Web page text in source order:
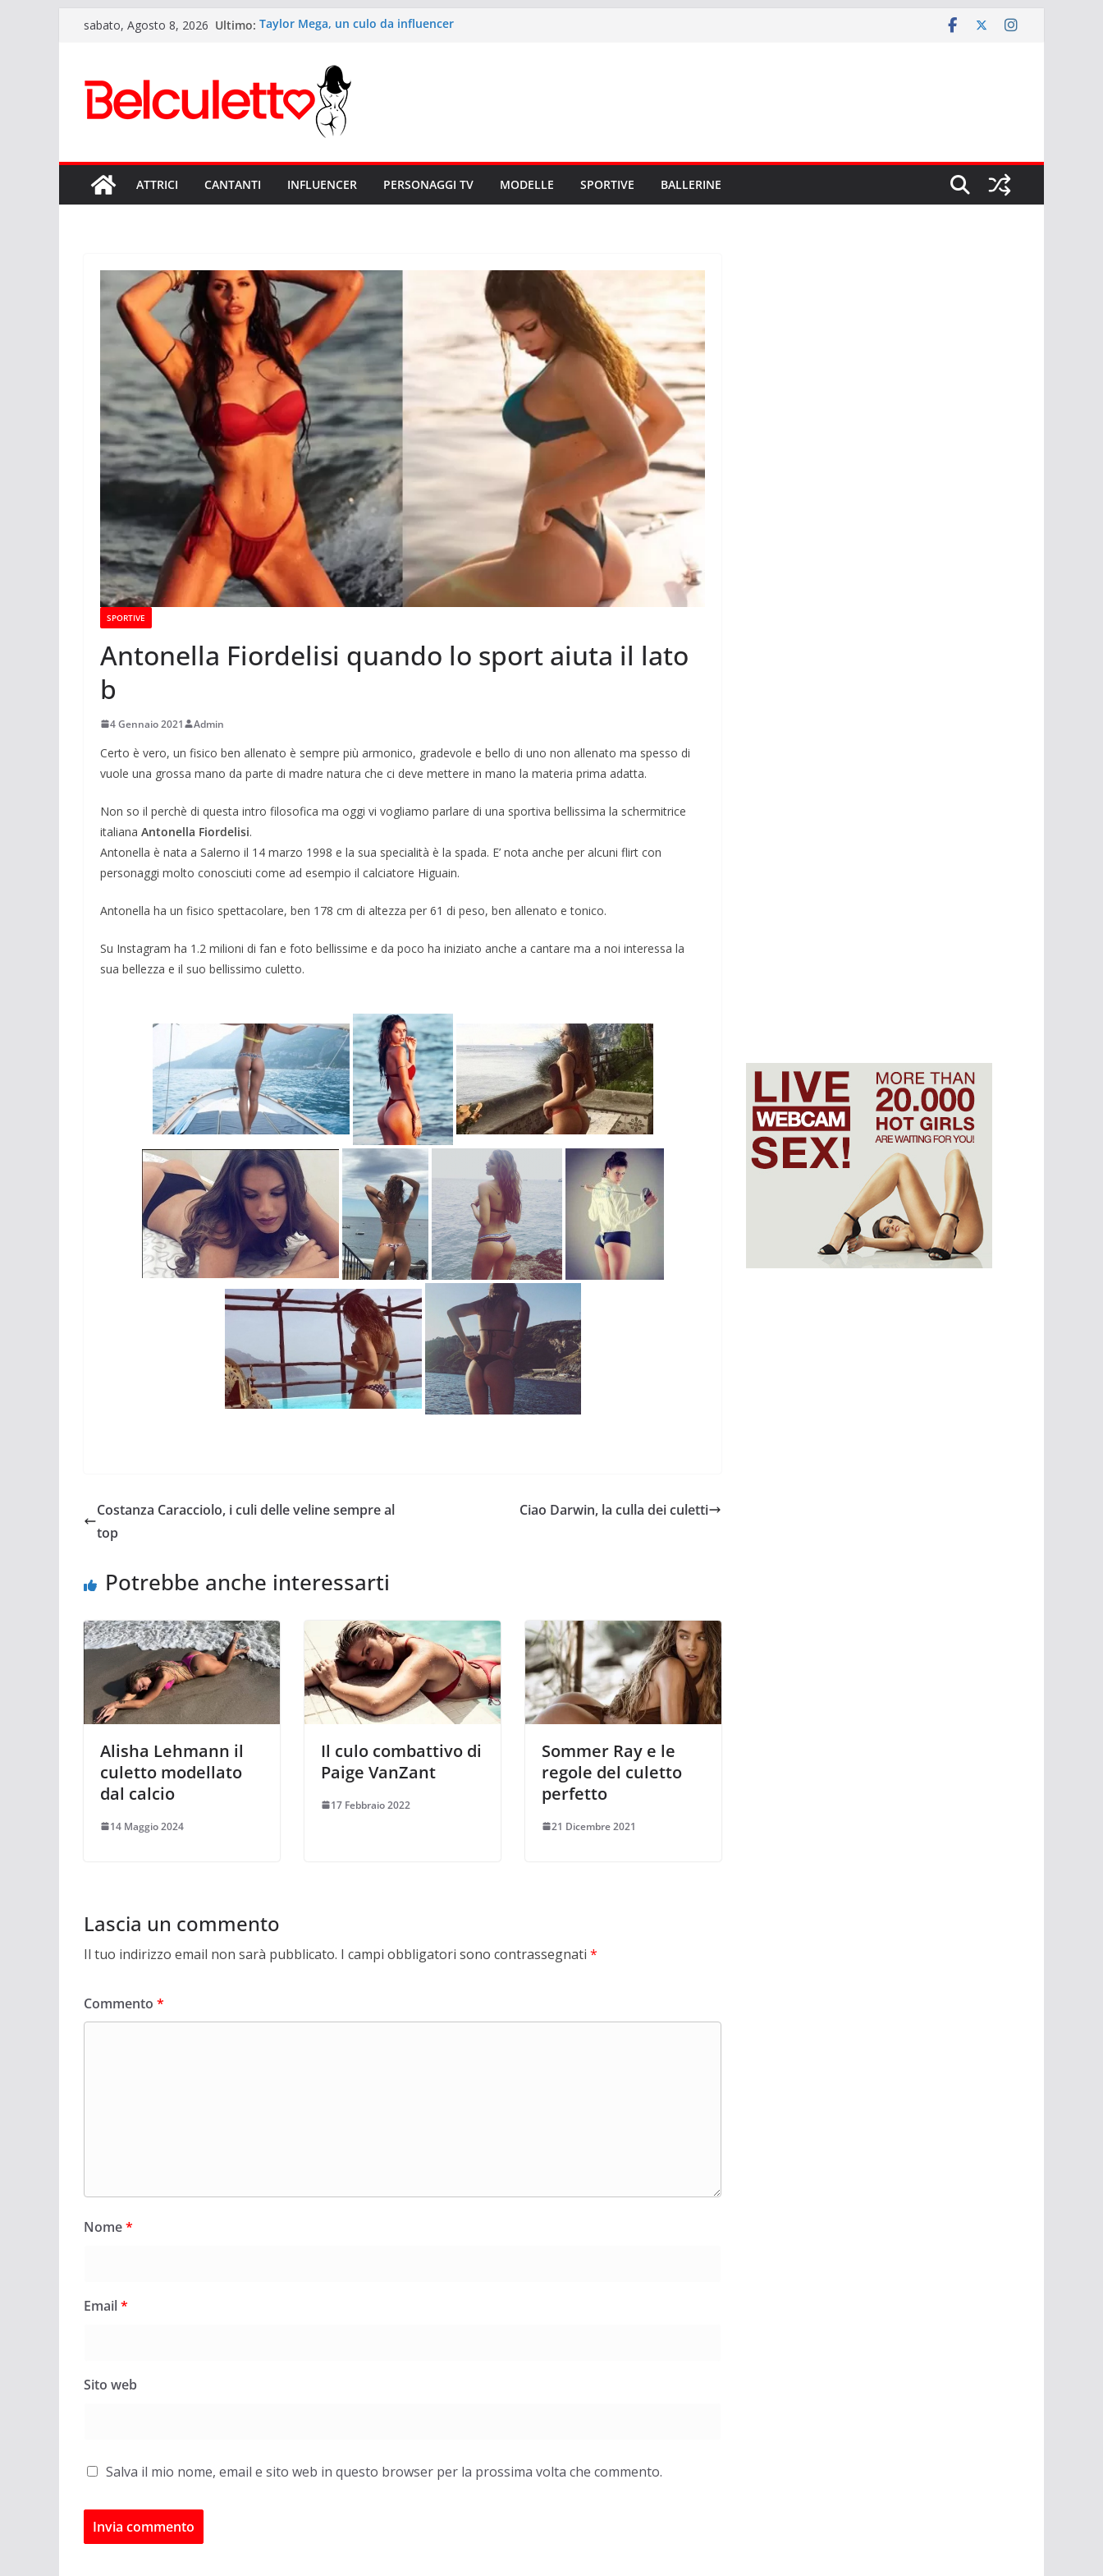
Saltasabato, Agosto 8, 2026 Ultimo: Taylor Mega, un culo da influencer
Anitta: il Lato B più potente del pop mondiale
Sexy Giorgia il lato b di Onlyfans
Rihanna ed il suo lato b musicale
ATTRICI CANTANTI INFLUENCER PERSONAGGI TV MODELLE SPORTIVE BALLERINE
SPORTIVE
Antonella Fiordelisi quando lo sport aiuta il lato
b
4 Gennaio 2021 Admin
Certo è vero, un fisico ben allenato è sempre più armonico, gradevole e bello di uno non allenato ma spesso di
vuole una grossa mano da parte di madre natura che ci deve mettere in mano la materia prima adatta.
Non so il perchè di questa intro filosofica ma oggi vi vogliamo parlare di una sportiva bellissima la schermitrice
italiana Antonella Fiordelisi.
Antonella è nata a Salerno il 14 marzo 1998 e la sua specialità è la spada. E’ nota anche per alcuni flirt con
personaggi molto conosciuti come ad esempio il calciatore Higuain.
Antonella ha un fisico spettacolare, ben 178 cm di altezza per 61 di peso, ben allenato e tonico.
Su Instagram ha 1.2 milioni di fan e foto bellissime e da poco ha iniziato anche a cantare ma a noi interessa la
sua bellezza e il suo bellissimo culetto.
Costanza Caracciolo, i culi delle veline sempre al
top
Ciao Darwin, la culla dei culetti
Potrebbe anche interessarti
Alisha Lehmann il
culetto modellato
dal calcio
14 Maggio 2024
Il culo combattivo di
Paige VanZant
17 Febbraio 2022
Sommer Ray e le
regole del culetto
perfetto
21 Dicembre 2021
Lascia un commento
Il tuo indirizzo email non sarà pubblicato. I campi obbligatori sono contrassegnati *
Commento *
Nome*
Email*
Sito web
Salva il mio nome, email e sito web in questo browser per la prossima volta che commento.